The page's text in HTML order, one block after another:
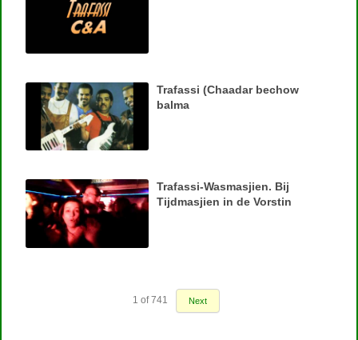
Trafassi (Chaadar bechow
balma
Trafassi-Wasmasjien. Bij
Tijdmasjien in de Vorstin
1 of 741 Next